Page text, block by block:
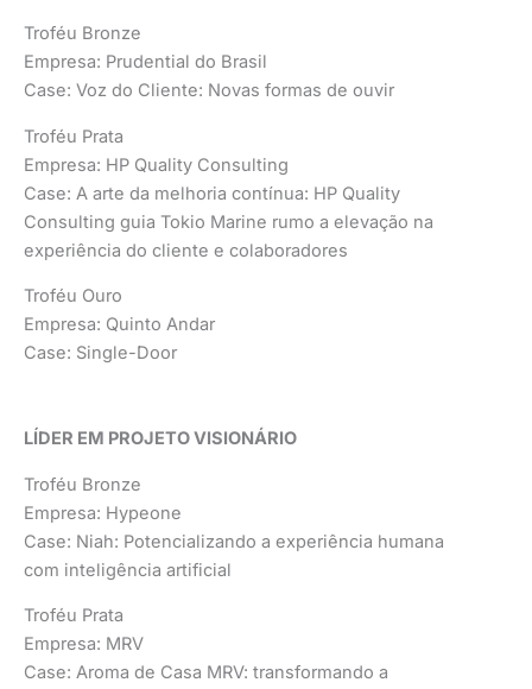
Troféu Bronze
Empresa: Prudential do Brasil
Case: Voz do Cliente: Novas formas de ouvir
Troféu Prata
Empresa: HP Quality Consulting
Case: A arte da melhoria contínua: HP Quality
Consulting guia Tokio Marine rumo a elevação na
experiência do cliente e colaboradores
Troféu Ouro
Empresa: Quinto Andar
Case: Single-Door
LÍDER EM PROJETO VISIONÁRIO
Troféu Bronze
Empresa: Hypeone
Case: Niah: Potencializando a experiência humana
com inteligência artificial
Troféu Prata
Empresa: MRV
Case: Aroma de Casa MRV: transformando a